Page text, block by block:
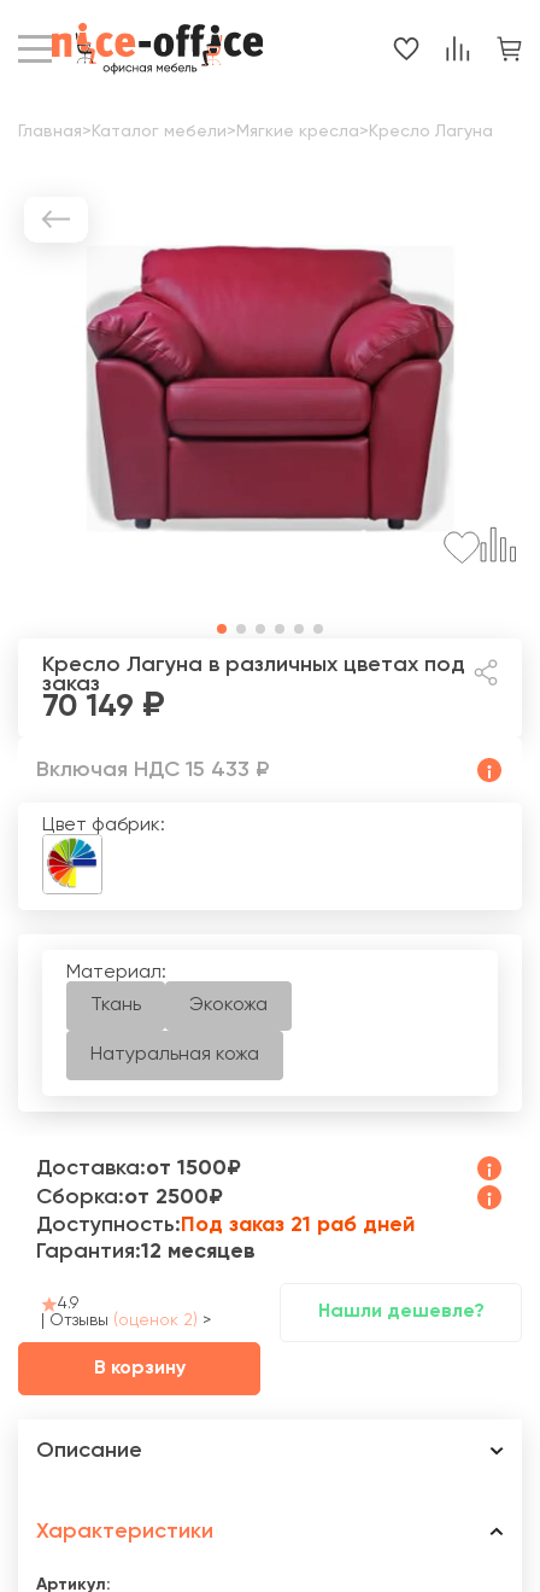
Главная> Каталог мебели> Мягкие кресла> Кресло Лагуна
Кресло Лагуна в различных цветах под
заказ
70 149
Включая НДС 15 433 ₽
Цвет фабрик:
Материал:
Ткань
Экокожа
Натуральная кожа
Доставка:от 1500₽
Сборка:от 2500₽
Доступность: Под заказ 21 раб дней
Гарантия:12 месяцев
4.9
Отзывы (оценок 2) > Нашли дешевле?
В корзину
Описание
Характеристики
Артикул: